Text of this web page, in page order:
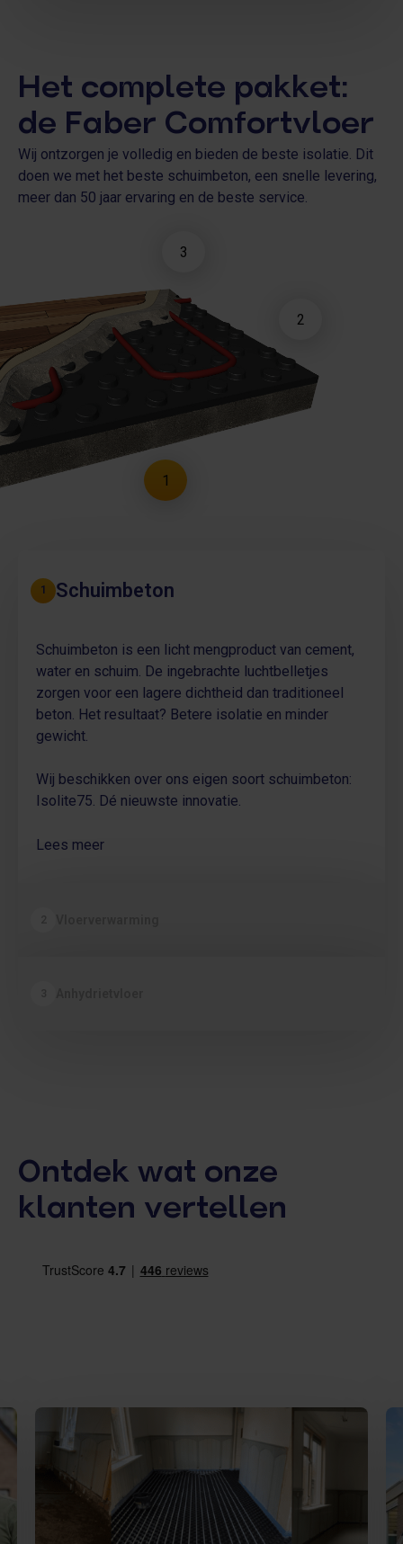
Het complete pakket:
de Faber Comfortvloer
Wij ontzorgen je volledig en bieden de beste isolatie. Dit
doen we met het beste schuimbeton, een snelle levering,
meer dan 50 jaar ervaring en de beste service.
1
2
3
1 Schuimbeton
Schuimbeton is een licht mengproduct van cement,
water en schuim. De ingebrachte luchtbelletjes
zorgen voor een lagere dichtheid dan traditioneel
beton. Het resultaat? Betere isolatie en minder
gewicht.
Wij beschikken over ons eigen soort schuimbeton:
Isolite75. Dé nieuwste innovatie.
Lees meer
Ontdek wat onze
klanten vertellen